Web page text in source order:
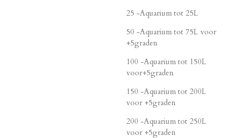
25 -Aquarium tot 25L
50 -Aquarium tot 75L voor
+5graden
100 -Aquarium tot 150L
voor+5graden
150 -Aquarium tot 200L
voor +5graden
200 -Aquarium tot 250L
voor +5graden